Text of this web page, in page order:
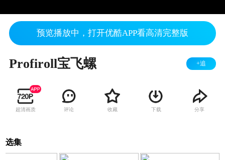
预览播放中，打开优酷APP看高清完整版
Profiroll宝飞螺 +追
超清画质 评论 收藏 下载 分享
选集